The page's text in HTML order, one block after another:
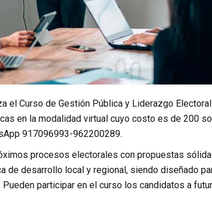
el Curso de Gestión Pública y Liderazgo
en la modalidad virtual cuyo costo es de 200
917096993-962200289.
procesos electorales con propuestas
de desarrollo local y regional, siendo diseñado
participar en el curso los candidatos a